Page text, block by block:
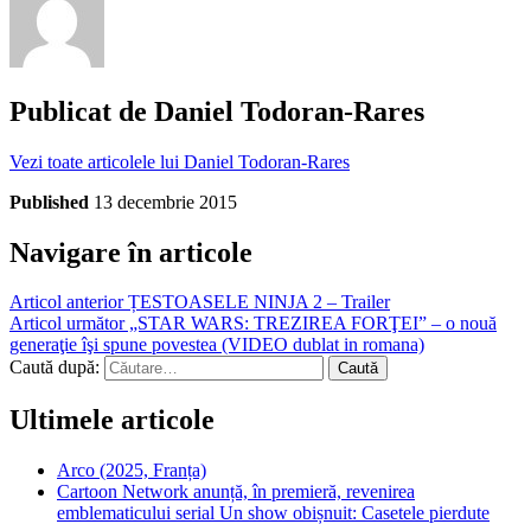
Publicat de Daniel Todoran-Rares
Vezi toate articolele lui Daniel Todoran-Rares
Published 13 decembrie 2015
Navigare în articole
Articol anteriorȚESTOASELE NINJA 2 – Trailer
Articol următor„STAR WARS: TREZIREA FORŢEI” – o nouă
generaţie îşi spune povestea (VIDEO dublat in romana)
Caută după:
Ultimele articole
Arco (2025, Franța)
Cartoon Network anunță, în premieră, revenirea
emblematicului serial Un show obișnuit: Casetele pierdute